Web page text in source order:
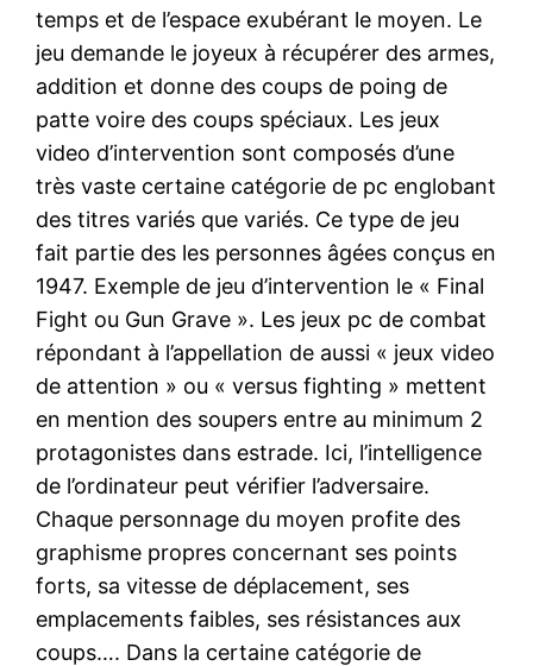
temps et de l’espace exubérant le moyen. Le
jeu demande le joyeux à récupérer des armes,
addition et donne des coups de poing de
patte voire des coups spéciaux. Les jeux
video d’intervention sont composés d’une
très vaste certaine catégorie de pc englobant
des titres variés que variés. Ce type de jeu
fait partie des les personnes âgées conçus en
1947. Exemple de jeu d’intervention le « Final
Fight ou Gun Grave ». Les jeux pc de combat
répondant à l’appellation de aussi « jeux video
de attention » ou « versus fighting » mettent
en mention des soupers entre au minimum 2
protagonistes dans estrade. Ici, l’intelligence
de l’ordinateur peut vérifier l’adversaire.
Chaque personnage du moyen profite des
graphisme propres concernant ses points
forts, sa vitesse de déplacement, ses
emplacements faibles, ses résistances aux
coups…. Dans la certaine catégorie de